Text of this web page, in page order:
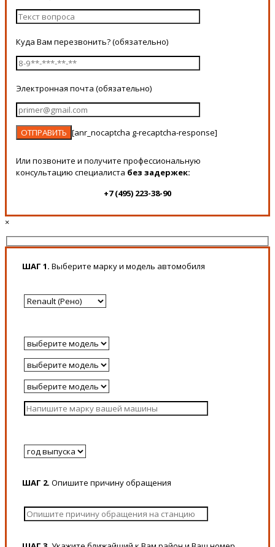
Куда Вам перезвонить? (обязательно)
Электронная почта (обязательно)
[anr_nocaptcha g-recaptcha-response]
Или позвоните и получите профессиональную
консультацию специалиста без задержек:
+7 (495) 223-38-90
×
ШАГ 1. Выберите марку и модель автомобиля
ШАГ 2. Опишите причину обращения